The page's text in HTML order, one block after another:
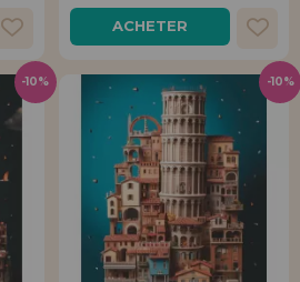
ACHETER
-10% -10%